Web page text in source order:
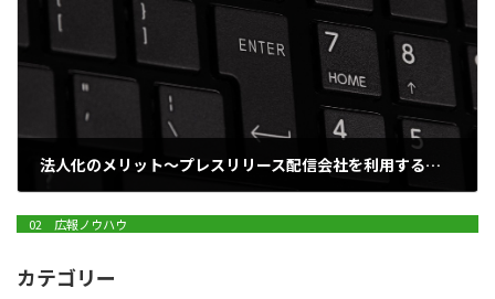
法人化のメリット～プレスリリース配信会社を利用する場合～
02 広報ノウハウ
カテゴリー